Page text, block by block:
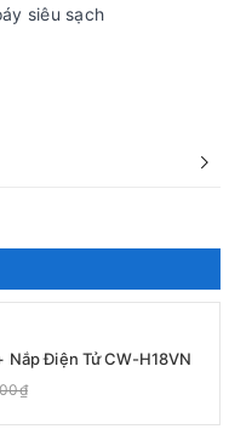
siêu sạch
Nắp Điện Tử CW-H18VN